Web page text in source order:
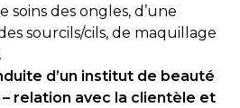
soins des ongles, d’une
sourcils/cils, de maquillage
d’un institut de beauté
relation avec la clientèle et